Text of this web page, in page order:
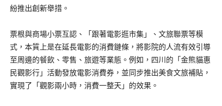
紛推出創新舉措。
票根與商場小票互認、 「 跟著電影逛市集 」 、 文旅聯票等模
式，本質上是在延長電影的消費鏈條，將影院的人流有效引導
至周邊的餐飲、零售、旅遊等業態。例如，四川的 「 金熊貓惠
民觀影行 」 活動發放電影消費券 ，並同步推出美食文旅補貼 ，
實現了
「 觀影兩小時，消費一整天 」 的效果。